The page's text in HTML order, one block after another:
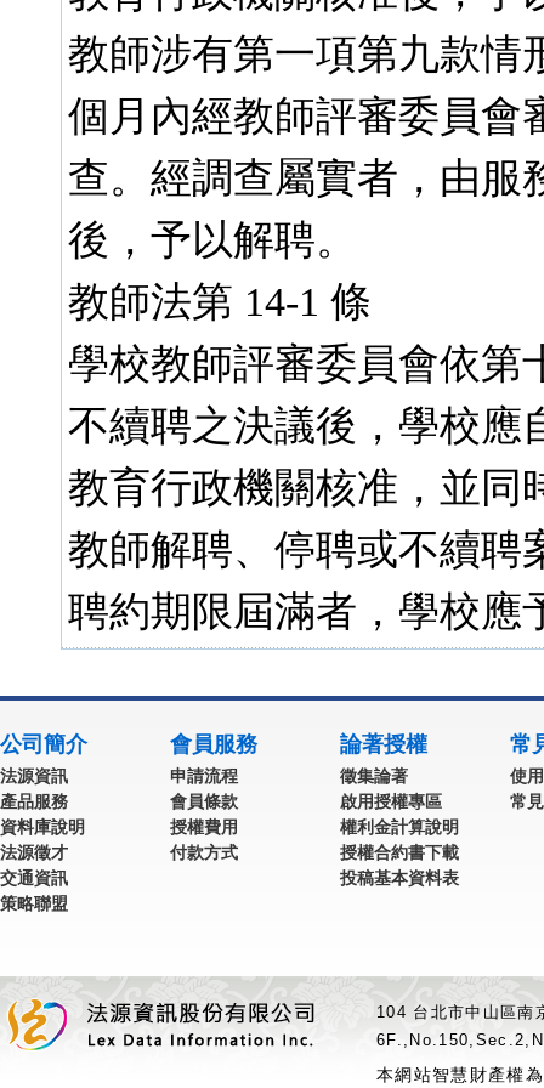
教師涉有第一項第九款情
個月內經教師評審委員會
查。經調查屬實者，由服
後，予以解聘。
教師法第 14-1 條
學校教師評審委員會依第
不續聘之決議後，學校應
教育行政機關核准，並同
教師解聘、停聘或不續聘
聘約期限屆滿者，學校應
公司簡介
法源資訊
產品服務
資料庫說明
法源徵才
交通資訊
策略聯盟
會員服務
申請流程
會員條款
授權費用
付款方式
論著授權
徵集論著
啟用授權專區
權利金計算說明
授權合約書下載
投稿基本資料表
常
使
常
104 台北市中山區
本網站智慧財產權